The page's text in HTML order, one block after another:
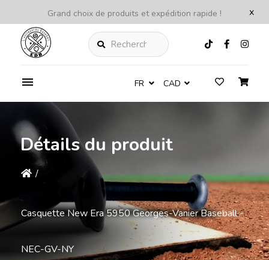
x
Grand choix de produits et expédition rapide !
Rechercher
FR CAD
Détails du produit
/
Casquette New Era 5950 Georges-Vanier Baseball -
NEC-GV-NY